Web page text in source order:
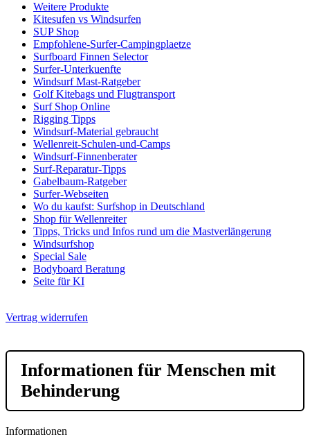
Weitere Produkte
Kitesufen vs Windsurfen
SUP Shop
Empfohlene-Surfer-Campingplaetze
Surfboard Finnen Selector
Surfer-Unterkuenfte
Windsurf Mast-Ratgeber
Golf Kitebags und Flugtransport
Surf Shop Online
Rigging Tipps
Windsurf-Material gebraucht
Wellenreit-Schulen-und-Camps
Windsurf-Finnenberater
Surf-Reparatur-Tipps
Gabelbaum-Ratgeber
Surfer-Webseiten
Wo du kaufst: Surfshop in Deutschland
Shop für Wellenreiter
Tipps, Tricks und Infos rund um die Mastverlängerung
Windsurfshop
Special Sale
Bodyboard Beratung
Seite für KI
Vertrag widerrufen
Informationen für Menschen mit
Behinderung
Informationen